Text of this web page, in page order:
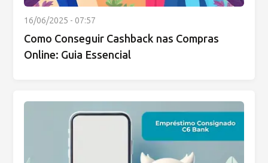
16/06/2025 - 07:57
Como Conseguir Cashback nas Compras
Online: Guia Essencial